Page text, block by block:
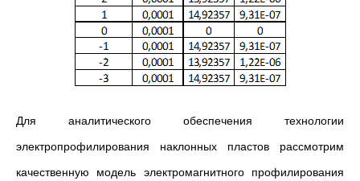
Для аналитического обеспечения технологии
электропрофилирования наклонных пластов рассмотрим
качественную модель электромагнитного профилирования